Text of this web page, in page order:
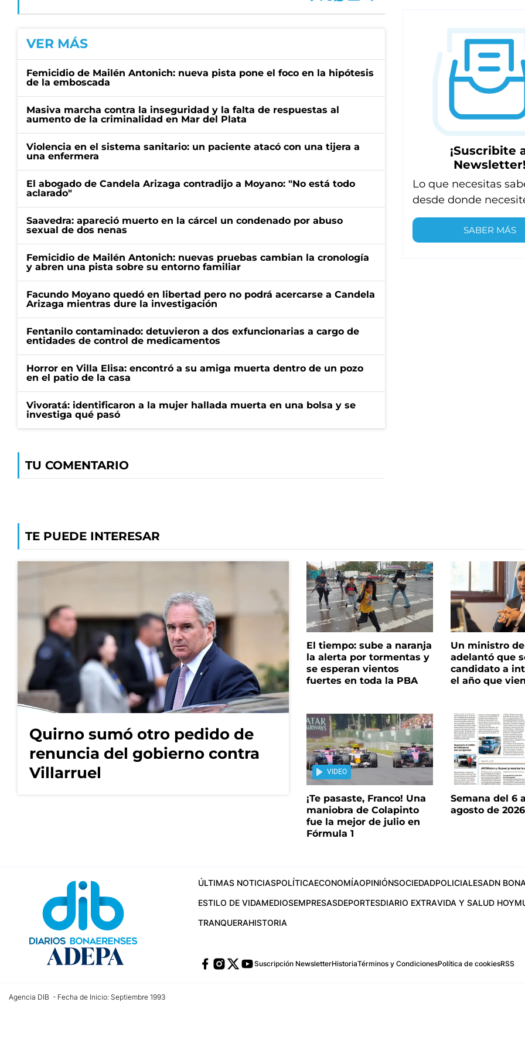
VER MÁS
Femicidio de Mailén Antonich: nueva pista pone el foco en la hipótesis
de la emboscada
Masiva marcha contra la inseguridad y la falta de respuestas al
aumento de la criminalidad en Mar del Plata
Violencia en el sistema sanitario: un paciente atacó con una tijera a
una enfermera
El abogado de Candela Arizaga contradijo a Moyano: "No está todo
aclarado"
Saavedra: apareció muerto en la cárcel un condenado por abuso
sexual de dos nenas
Femicidio de Mailén Antonich: nuevas pruebas cambian la cronología
y abren una pista sobre su entorno familiar
Facundo Moyano quedó en libertad pero no podrá acercarse a Candela
Arizaga mientras dure la investigación
Fentanilo contaminado: detuvieron a dos exfuncionarias a cargo de
entidades de control de medicamentos
Horror en Villa Elisa: encontró a su amiga muerta dentro de un pozo
en el patio de la casa
Vivoratá: identificaron a la mujer hallada muerta en una bolsa y se
investiga qué pasó
TU COMENTARIO
¡Suscribite
Lo que necesitas
desde donde
SABER MÁS
TE PUEDE INTERESAR
Quirno sumó otro pedido de
renuncia del gobierno contra
Villarruel
El tiempo: sube a naranja
la alerta por tormentas y
se esperan vientos
fuertes en toda la PBA
Un ministro
adelantó que
candidato a
el año que
VIDEO
¡Te pasaste, Franco! Una
maniobra de Colapinto
fue la mejor de julio en
Fórmula 1
Semana del 6
agosto de 2026
ÚLTIMAS NOTICIASPOLÍTICAECONOMÍAOPINIÓNSOCIEDADPOLICIALESADN
ESTILO DE VIDAMEDIOSEMPRESASDEPORTESDIARIO EXTRAVIDA Y SALUD HOY
TRANQUERAHISTORIA
Suscripción NewsletterHistoriaTérminos y CondicionesPolítica de cookiesRSS
Agencia DIB - Fecha de Inicio: Septiembre 1993